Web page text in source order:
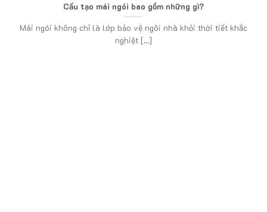
Cấu tạo mái ngói bao gồm những gì?
Mái ngói không chỉ là lớp bảo vệ ngôi nhà khỏi thời tiết khắc
nghiệt [...]